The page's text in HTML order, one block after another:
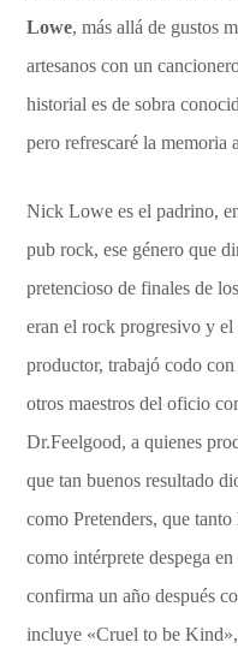
Lowe, más allá de gustos
artesanos con un
historial es de sobra
pero refrescaré la memoria
Nick Lowe es el padrino,
pub rock, ese género que
pretencioso de finales de
eran el rock progresivo y
productor, trabajó codo
otros maestros del oficio
Dr.Feelgood, a quienes
que tan buenos resultado
como Pretenders, que
como intérprete despega
confirma un año después
incluye «Cruel to be